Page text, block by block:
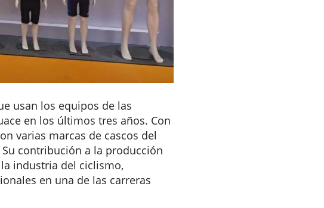
usan los equipos de las
en los últimos tres años. Con
varias marcas de cascos del
contribución a la producción
industria del ciclismo,
en una de las carreras